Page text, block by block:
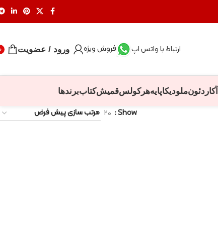
ارتباط با واتس اپ فروش ویژه ورود / عضویت
آکاردئونملودیکاپایههرکولسقمیشکتاببرندها
Show ۲۰